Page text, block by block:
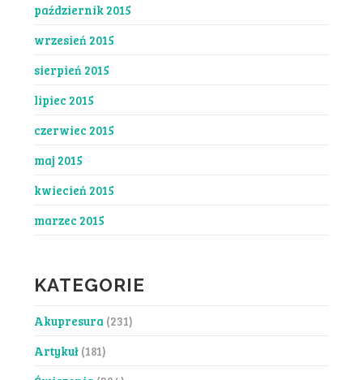
październik 2015
wrzesień 2015
sierpień 2015
lipiec 2015
czerwiec 2015
maj 2015
kwiecień 2015
marzec 2015
KATEGORIE
Akupresura (231)
Artykuł(181)